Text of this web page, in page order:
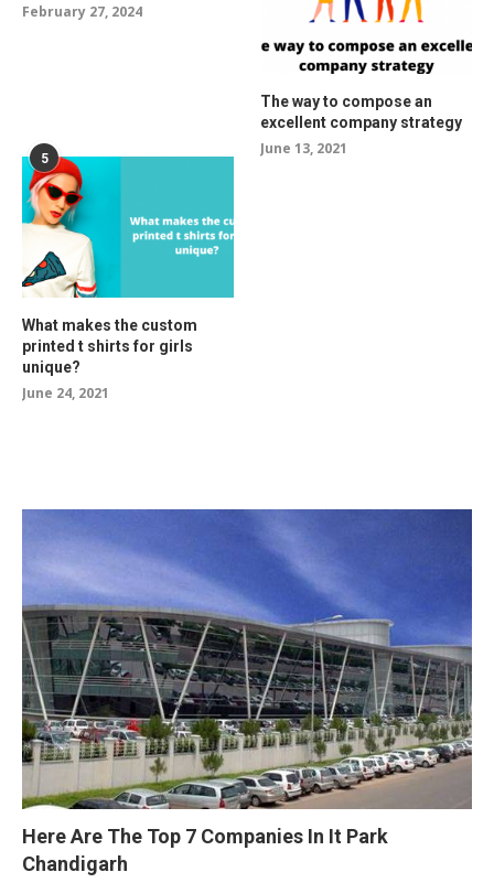
February 27, 2024
The way to compose an
excellent company strategy
June 13, 2021
5
What makes the custom
printed t shirts for girls
unique?
June 24, 2021
Here Are The Top 7 Companies In It Park
Chandigarh